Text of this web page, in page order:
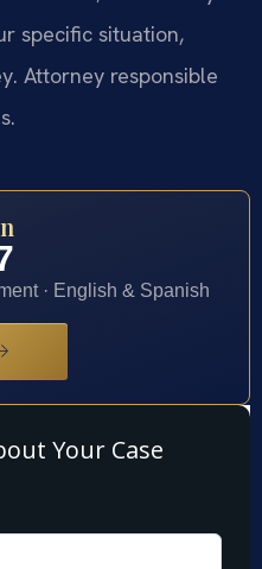
specific situation,
Attorney responsible
· English & Spanish